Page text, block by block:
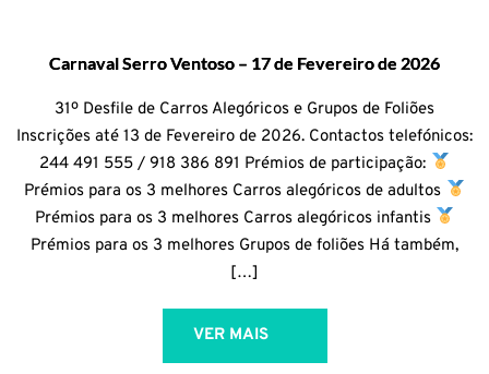
Carnaval Serro Ventoso – 17 de Fevereiro de 2026
31º Desfile de Carros Alegóricos e Grupos de Foliões
Inscrições até 13 de Fevereiro de 2026. Contactos telefónicos:
244 491 555 / 918 386 891 Prémios de participação:
Prémios para os 3 melhores Carros alegóricos de adultos
Prémios para os 3 melhores Carros alegóricos infantis
Prémios para os 3 melhores Grupos de foliões Há também,
[…]
VER MAIS